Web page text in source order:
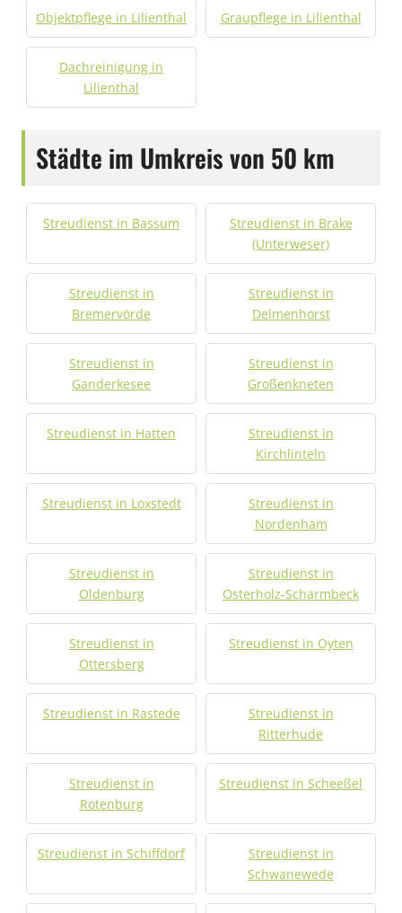
Objektpflege in Lilienthal Graupflege in Lilienthal
Dachreinigung in
Lilienthal
Städte im Umkreis von 50 km
Streudienst in Bassum
Streudienst in Brake
(Unterweser)
Streudienst in
Bremervörde
Streudienst in
Delmenhorst
Streudienst in
Ganderkesee
Streudienst in
Großenkneten
Streudienst in Hatten
Streudienst in
Kirchlinteln
Streudienst in Loxstedt
Streudienst in
Nordenham
Streudienst in
Oldenburg
Streudienst in
Osterholz-Scharmbeck
Streudienst in
Ottersberg
Streudienst in Oyten
Streudienst in Rastede
Streudienst in
Ritterhude
Streudienst in
Rotenburg
Streudienst in Scheeßel
Streudienst in Schiffdorf
Streudienst in
Schwanewede